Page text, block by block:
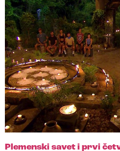
Plemenski savet i prvi